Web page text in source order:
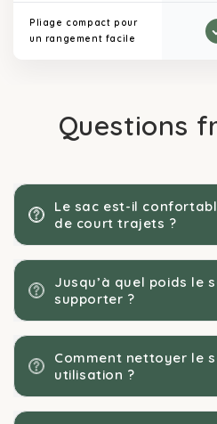
Pliage compact pour
un rangement facile
Questions
Le sac est-il
de court trajets ?
Jusqu’à quel poids le
supporter ?
Comment nettoyer le
utilisation ?